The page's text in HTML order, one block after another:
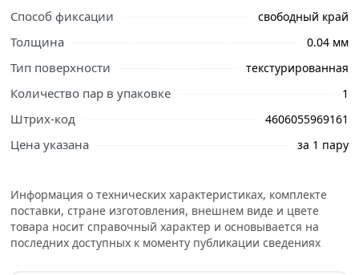
Ознакомьтесь с подробными характеристиками,
описанием и отзывами о товаре, чтобы сделать
профессиональные менеджеры обработают заказ и
свяжутся с Вами для согласования условий доставки
препятствует проникновению вредных веществ на кожу
рук. Это гарантирует безопасность во время
использования.
Способ фиксации свободный край
Толщина 0.04 мм
Тип поверхности текстурированная
Количество пар в упаковке 1
Штрих-код 4606055969161
Цена указана за 1 пару
Информация о технических характеристиках, комплекте
поставки, стране изготовления, внешнем виде и цвете
товара носит справочный характер и основывается на
последних доступных к моменту публикации сведениях